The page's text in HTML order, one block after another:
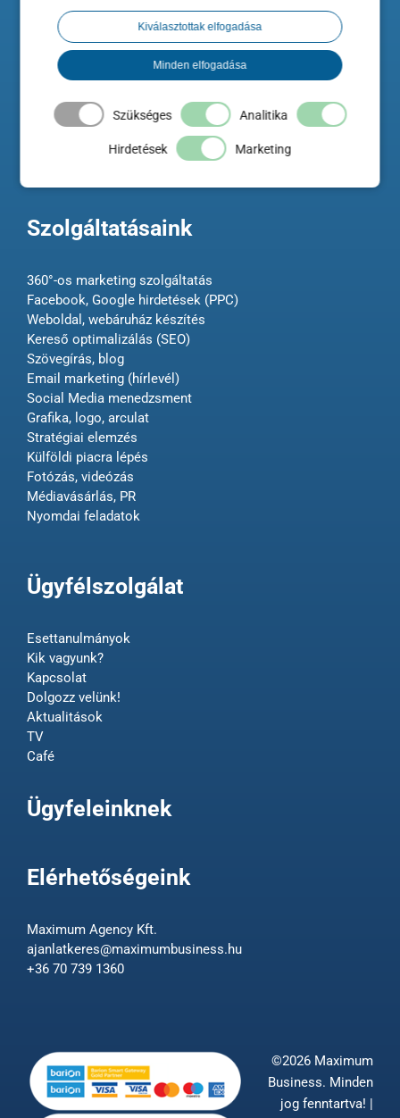
Kiválasztottak elfogadása
Minden elfogadása
Szükséges Analitika
Hirdetések Marketing
A Maximum Business az Országos Kereskedelmi és Iparkamara
hivatalos beszállítója és szakmai előadója.
Szolgáltatásaink
360°-os marketing szolgáltatás
Facebook, Google hirdetések (PPC)
Weboldal, webáruház készítés
Kereső optimalizálás (SEO)
Szövegírás, blog
Email marketing (hírlevél)
Social Media menedzsment
Grafika, logo, arculat
Stratégiai elemzés
Külföldi piacra lépés
Fotózás, videózás
Médiavásárlás, PR
Nyomdai feladatok
Ügyfélszolgálat
Esettanulmányok
Kik vagyunk?
Kapcsolat
Dolgozz velünk!
Aktualitások
TV
Café
Ügyfeleinknek
Elérhetőségeink
Maximum Agency Kft.
ajanlatkeres@maximumbusiness.hu
+36 70 739 1360
©2026 Maximum
Business. Minden
jog fenntartva! |